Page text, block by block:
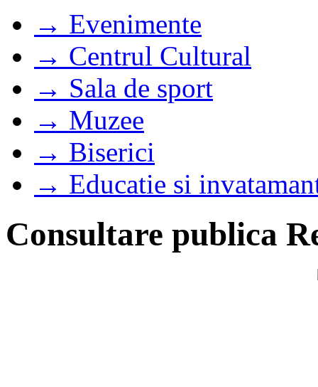
→ Evenimente
→ Centrul Cultural
→ Sala de sport
→ Muzee
→ Biserici
→ Educatie si
Consultare publica